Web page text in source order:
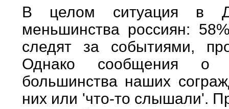
В целом ситуация в
меньшинства россиян:
следят за событиями,
Однако сообщения о
большинства наших
них или 'что-то слышали'.